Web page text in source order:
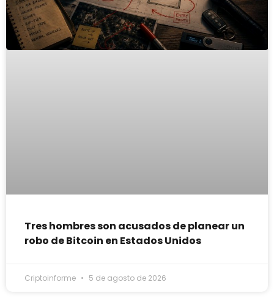
Tres hombres son acusados de planear un
robo de Bitcoin en Estados Unidos
Criptoinforme 5 de agosto de 2026